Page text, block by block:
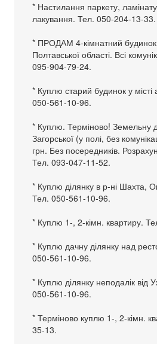
* Настилання паркету,
лакування. Тел. 050-204-13-33.
* ПРОДАМ 4-кімнатний
Полтавської області. Всі
095-904-79-24.
* Куплю старий будинок у місті
050-561-10-96.
* Куплю. Терміново! Земельну
Загорської (у полі, без
грн. Без посередників.
Тел. 093-047-11-52.
* Куплю ділянку в р-ні Шахта,
Тел. 050-561-10-96.
* Куплю 1-, 2-кімн. квартиру.
* Куплю дачну ділянку над
050-561-10-96.
* Куплю ділянку неподалік від
050-561-10-96.
* Терміново куплю 1-, 2-кімн.
35-13.